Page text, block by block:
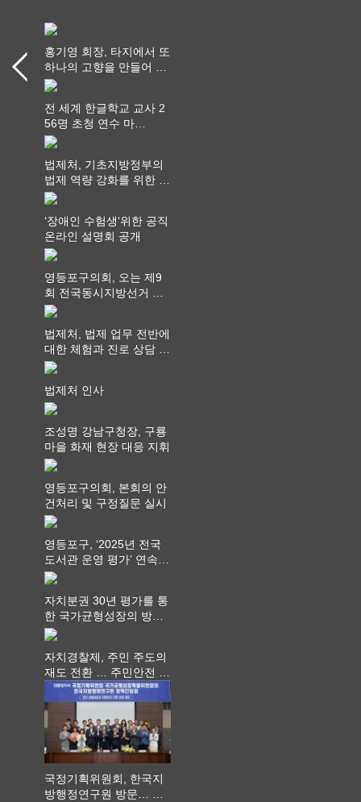
홍기영 회장, 타지에서 또
하나의 고향을 만들어 가
다
전 세계 한글학교 교사 2
56명 초청 연수 마
쳐...“수업은 더 깊게, 교
법제처, 기초지방정부의
법제 역량 강화를 위한 전
라권 현장설명회 개최
‘장애인 수험생‘위한 공직
온라인 설명회 공개
영등포구의회, 오는 제9
회 전국동시지방선거 ‧
"공직사회는 어느 때보다
를 지켜야 할 것"
법제처, 법제 업무 전반에
대한 체험과 진로 상담 기
회 제공
법제처 인사
조성명 강남구청장, 구룡
마을 화재 현장 대응 지휘
영등포구의회, 본회의 안
건처리 및 구정질문 실시
영등포구, ‘2025년 전국
도서관 운영 평가’ 연속
최고 영예 장관상에서 ‘대
자치분권 30년 평가를 통
한 국가균형성장의 방향
과 과제 논의
자치경찰제, 주민 주도의
재도 전환 … 주민안전 치
안서비스가 최우선 되어
야
국정기획위원회, 한국지
방행정연구원 방문… 국